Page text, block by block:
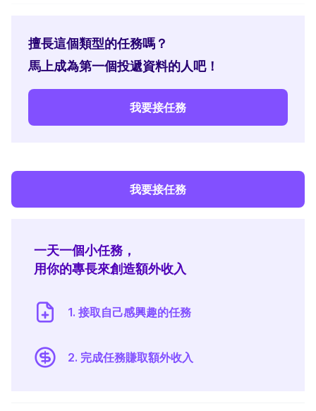
擅長這個類型的任務嗎？
馬上成為第一個投遞資料的人吧！
我要接任務
我要接任務
一天一個小任務，
用你的專長來創造額外收入
1. 接取自己感興趣的任務
2. 完成任務賺取額外收入